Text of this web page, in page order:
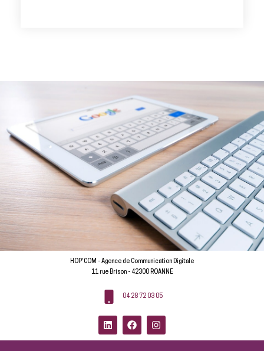
HOP'COM - Agence de Communication Digitale
11 rue Brison - 42300 ROANNE
04 28 72 03 05